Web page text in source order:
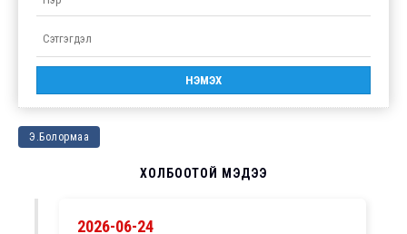
Э.Болормаа
ХОЛБООТОЙ МЭДЭЭ
2026-06-24